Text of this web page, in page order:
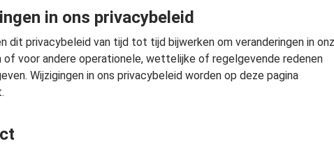
in ons privacybeleid
dit privacybeleid van tijd tot tijd bijwerken om veranderingen in
of voor andere operationele, wettelijke of regelgevende redenen
Wijzigingen in ons privacybeleid worden op deze pagina